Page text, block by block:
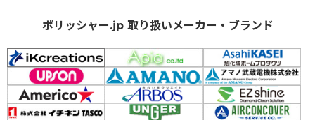
ポリッシャー.jp 取り扱いメーカー・ブランド